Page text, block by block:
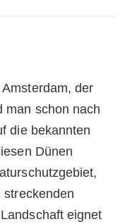
der
man schon nach
die bekannten
Dünen
eignet